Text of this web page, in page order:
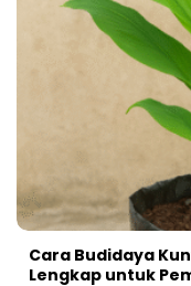
Cara Budidaya
Lengkap untuk